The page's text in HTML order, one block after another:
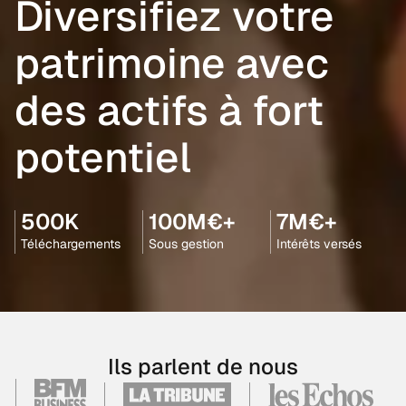
Diversifiez votre
patrimoine avec
des actifs à fort
potentiel
Téléchargements
500K
Sous gestion
100M€+
Intérêts versés
7M€+
Ils parlent de nous